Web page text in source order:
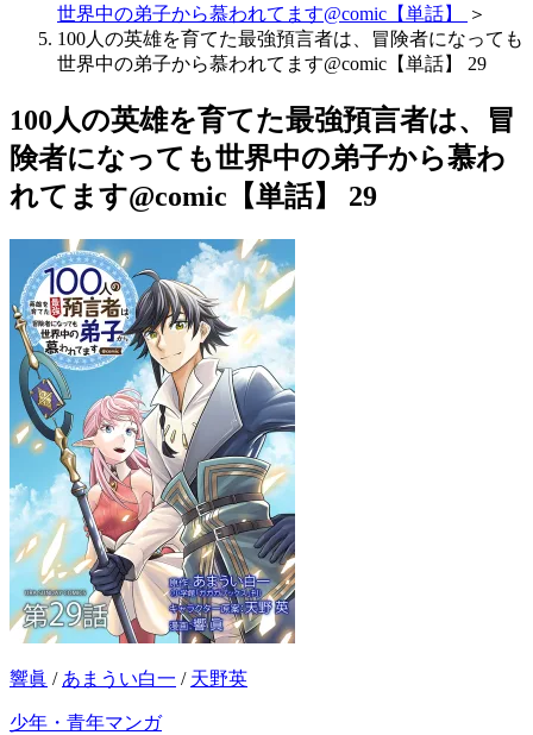
世界中の弟子から慕われてます@comic【単話】
＞
100人の英雄を育てた最強預言者は、冒険者になっても
世界中の弟子から慕われてます@comic【単話】 29
100人の英雄を育てた最強預言者は、冒
険者になっても世界中の弟子から慕わ
れてます@comic【単話】 29
響眞 / あまうい白一 / 天野英
少年・青年マンガ